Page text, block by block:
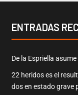
ENTRADAS
De la Espriella
22 heridos es el
dos en estado grave